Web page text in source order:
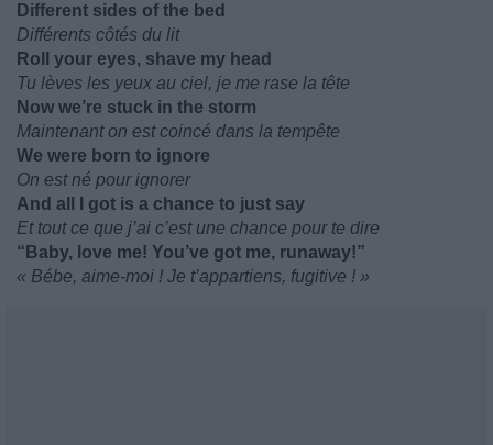
Different sides of the bed
Différents côtés du lit
Roll your eyes, shave my head
Tu lèves les yeux au ciel, je me rase la tête
Now we’re stuck in the storm
Maintenant on est coincé dans la tempête
We were born to ignore
On est né pour ignorer
And all I got is a chance to just say
Et tout ce que j’ai c’est une chance pour te dire
“Baby, love me! You’ve got me, runaway!”
« Bébe, aime-moi ! Je t’appartiens, fugitive ! »